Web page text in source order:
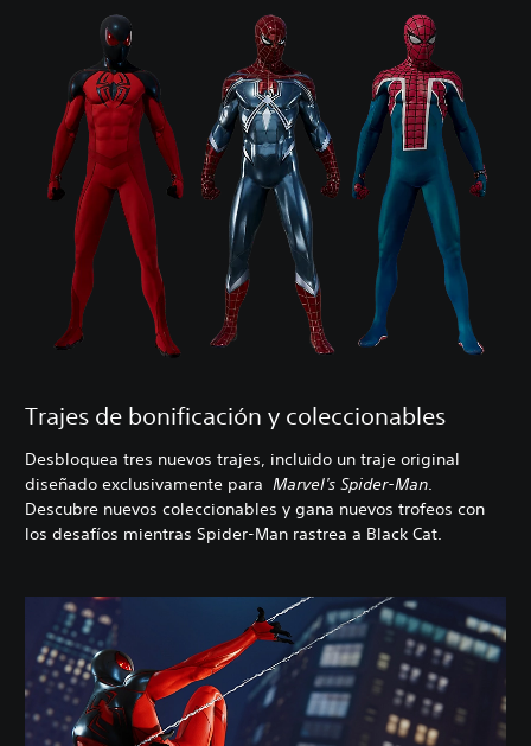
Trajes de bonificación y coleccionables
Desbloquea tres nuevos trajes, incluido un traje original
diseñado exclusivamente para Marvel's Spider-Man.
Descubre nuevos coleccionables y gana nuevos trofeos con
los desafíos mientras Spider-Man rastrea a Black Cat.